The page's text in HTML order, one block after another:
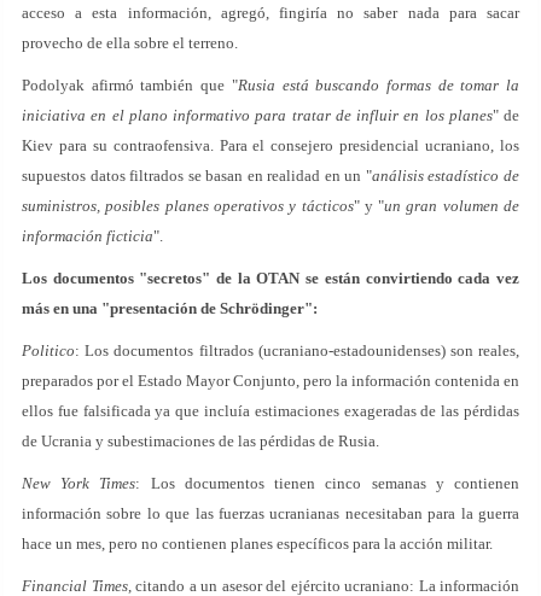
acceso a esta información, agregó, fingiría no saber nada para sacar
provecho de ella sobre el terreno.
Podolyak afirmó también que "Rusia está buscando formas de tomar la
iniciativa en el plano informativo para tratar de influir en los planes" de
Kiev para su contraofensiva. Para el consejero presidencial ucraniano, los
supuestos datos filtrados se basan en realidad en un "análisis estadístico de
suministros, posibles planes operativos y tácticos" y "un gran volumen de
información ficticia".
Los documentos "secretos" de la OTAN se están convirtiendo cada vez
más en una "presentación de Schrödinger":
Politico: Los documentos filtrados (ucraniano-estadounidenses) son reales,
preparados por el Estado Mayor Conjunto, pero la información contenida en
ellos fue falsificada ya que incluía estimaciones exageradas de las pérdidas
de Ucrania y subestimaciones de las pérdidas de Rusia.
New York Times: Los documentos tienen cinco semanas y contienen
información sobre lo que las fuerzas ucranianas necesitaban para la guerra
hace un mes, pero no contienen planes específicos para la acción militar.
Financial Times, citando a un asesor del ejército ucraniano: La información